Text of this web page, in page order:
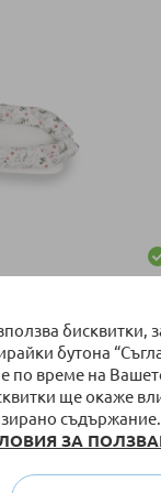
бутона
по време на
ще окаже
ЗА
лв.